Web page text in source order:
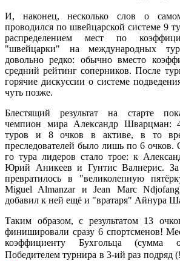
И, наконец, несколько слов о
проводился по швейцарской системе 9
распределением мест по
"швейцарки" на международных
довольно редко: обычно вместо
средний рейтинг соперников. После
горячие дискуссии о системе
чуть позже.
Блестящий результат на старте
чемпион мира Александр Шварцман:
туров и 8 очков в активе, в то
преследователей было лишь по 6 очков.
го тура лидеров стало трое: к
Юрий Аникеев и Гунтис Валнерис.
превратилось в "великолепную
Miguel Almanzar и Jean Marc
добавил к ней ещё и "вратаря" Айнура
Таким образом, с результатом 13
финишировали сразу 6 спортсменов!
коэффициенту Бухгольца (сумма
Победителем турнира в 3-ий раз подряд